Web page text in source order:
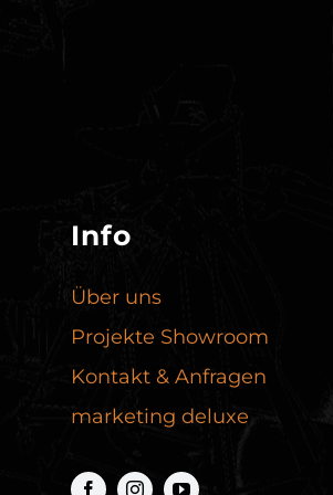
Info
Über uns
Projekte Showroom
Kontakt & Anfragen
marketing deluxe